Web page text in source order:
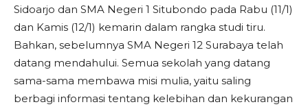
Sidoarjo dan SMA Negeri 1 Situbondo pada Rabu (11/1)
dan Kamis (12/1) kemarin dalam rangka studi tiru.
Bahkan, sebelumnya SMA Negeri 12 Surabaya telah
datang mendahului. Semua sekolah yang datang
sama-sama membawa misi mulia, yaitu saling
berbagi informasi tentang kelebihan dan kekurangan